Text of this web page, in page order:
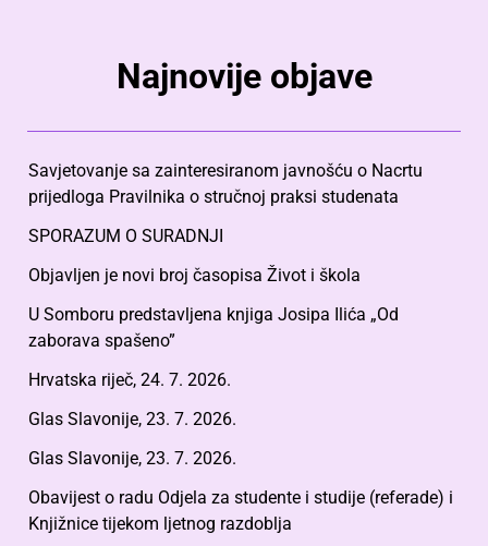
Najnovije objave
Savjetovanje sa zainteresiranom javnošću o Nacrtu
prijedloga Pravilnika o stručnoj praksi studenata
SPORAZUM O SURADNJI
Objavljen je novi broj časopisa Život i škola
U Somboru predstavljena knjiga Josipa Ilića „Od
zaborava spašeno”
Hrvatska riječ, 24. 7. 2026.
Glas Slavonije, 23. 7. 2026.
Glas Slavonije, 23. 7. 2026.
Obavijest o radu Odjela za studente i studije (referade) i
Knjižnice tijekom ljetnog razdoblja